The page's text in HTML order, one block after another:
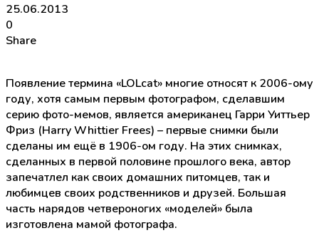
25.06.2013
0
Share
Появление термина «LOLcat» многие относят к 2006-ому
году, хотя самым первым фотографом, сделавшим
серию фото-мемов, является американец Гарри Уиттьер
Фриз (Harry Whittier Frees) – первые снимки были
сделаны им ещё в 1906-ом году. На этих снимках,
сделанных в первой половине прошлого века, автор
запечатлел как своих домашних питомцев, так и
любимцев своих родственников и друзей. Большая
часть нарядов четвероногих «моделей» была
изготовлена мамой фотографа.